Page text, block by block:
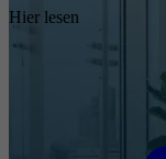
Hier lesen